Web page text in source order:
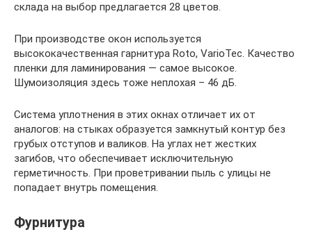
склада на выбор предлагается 28 цветов.
При производстве окон используется
высококачественная гарнитура Roto, VarioTec. Качество
пленки для ламинирования — самое высокое.
Шумоизоляция здесь тоже неплохая – 46 дБ.
Система уплотнения в этих окнах отличает их от
аналогов: на стыках образуется замкнутый контур без
грубых отступов и валиков. На углах нет жестких
загибов, что обеспечивает исключительную
герметичность. При проветривании пыль с улицы не
попадает внутрь помещения.
Фурнитура